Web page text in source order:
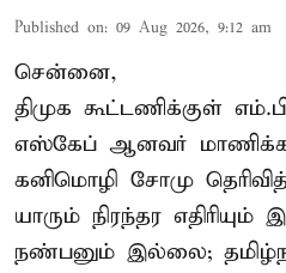
Published on: 09 Aug 2026, 9:12 am
சென்னை,
திமுக கூட்டணிக்குள்
எஸ்கேப் ஆனவர்
கனிமொழி சோமு
யாரும் நிரந்தர
நண்பனும் இல்லை;